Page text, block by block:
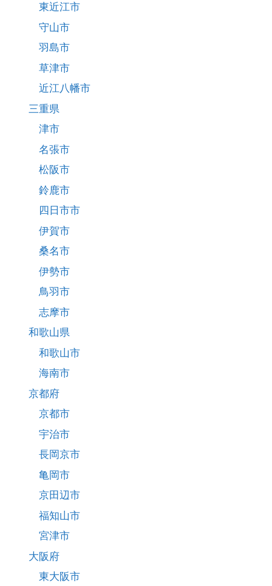
東近江市
守山市
羽島市
草津市
近江八幡市
三重県
津市
名張市
松阪市
鈴鹿市
四日市市
伊賀市
桑名市
伊勢市
鳥羽市
志摩市
和歌山県
和歌山市
海南市
京都府
京都市
宇治市
長岡京市
亀岡市
京田辺市
福知山市
宮津市
大阪府
東大阪市